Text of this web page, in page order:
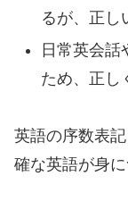
るが、正し
日常英会話
ため、正し
英語の序数表
確な英語が身に